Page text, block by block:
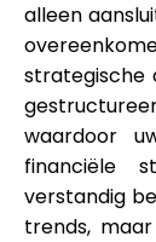
alleen
strategische
waardoor
financiële
verstandig
trends,